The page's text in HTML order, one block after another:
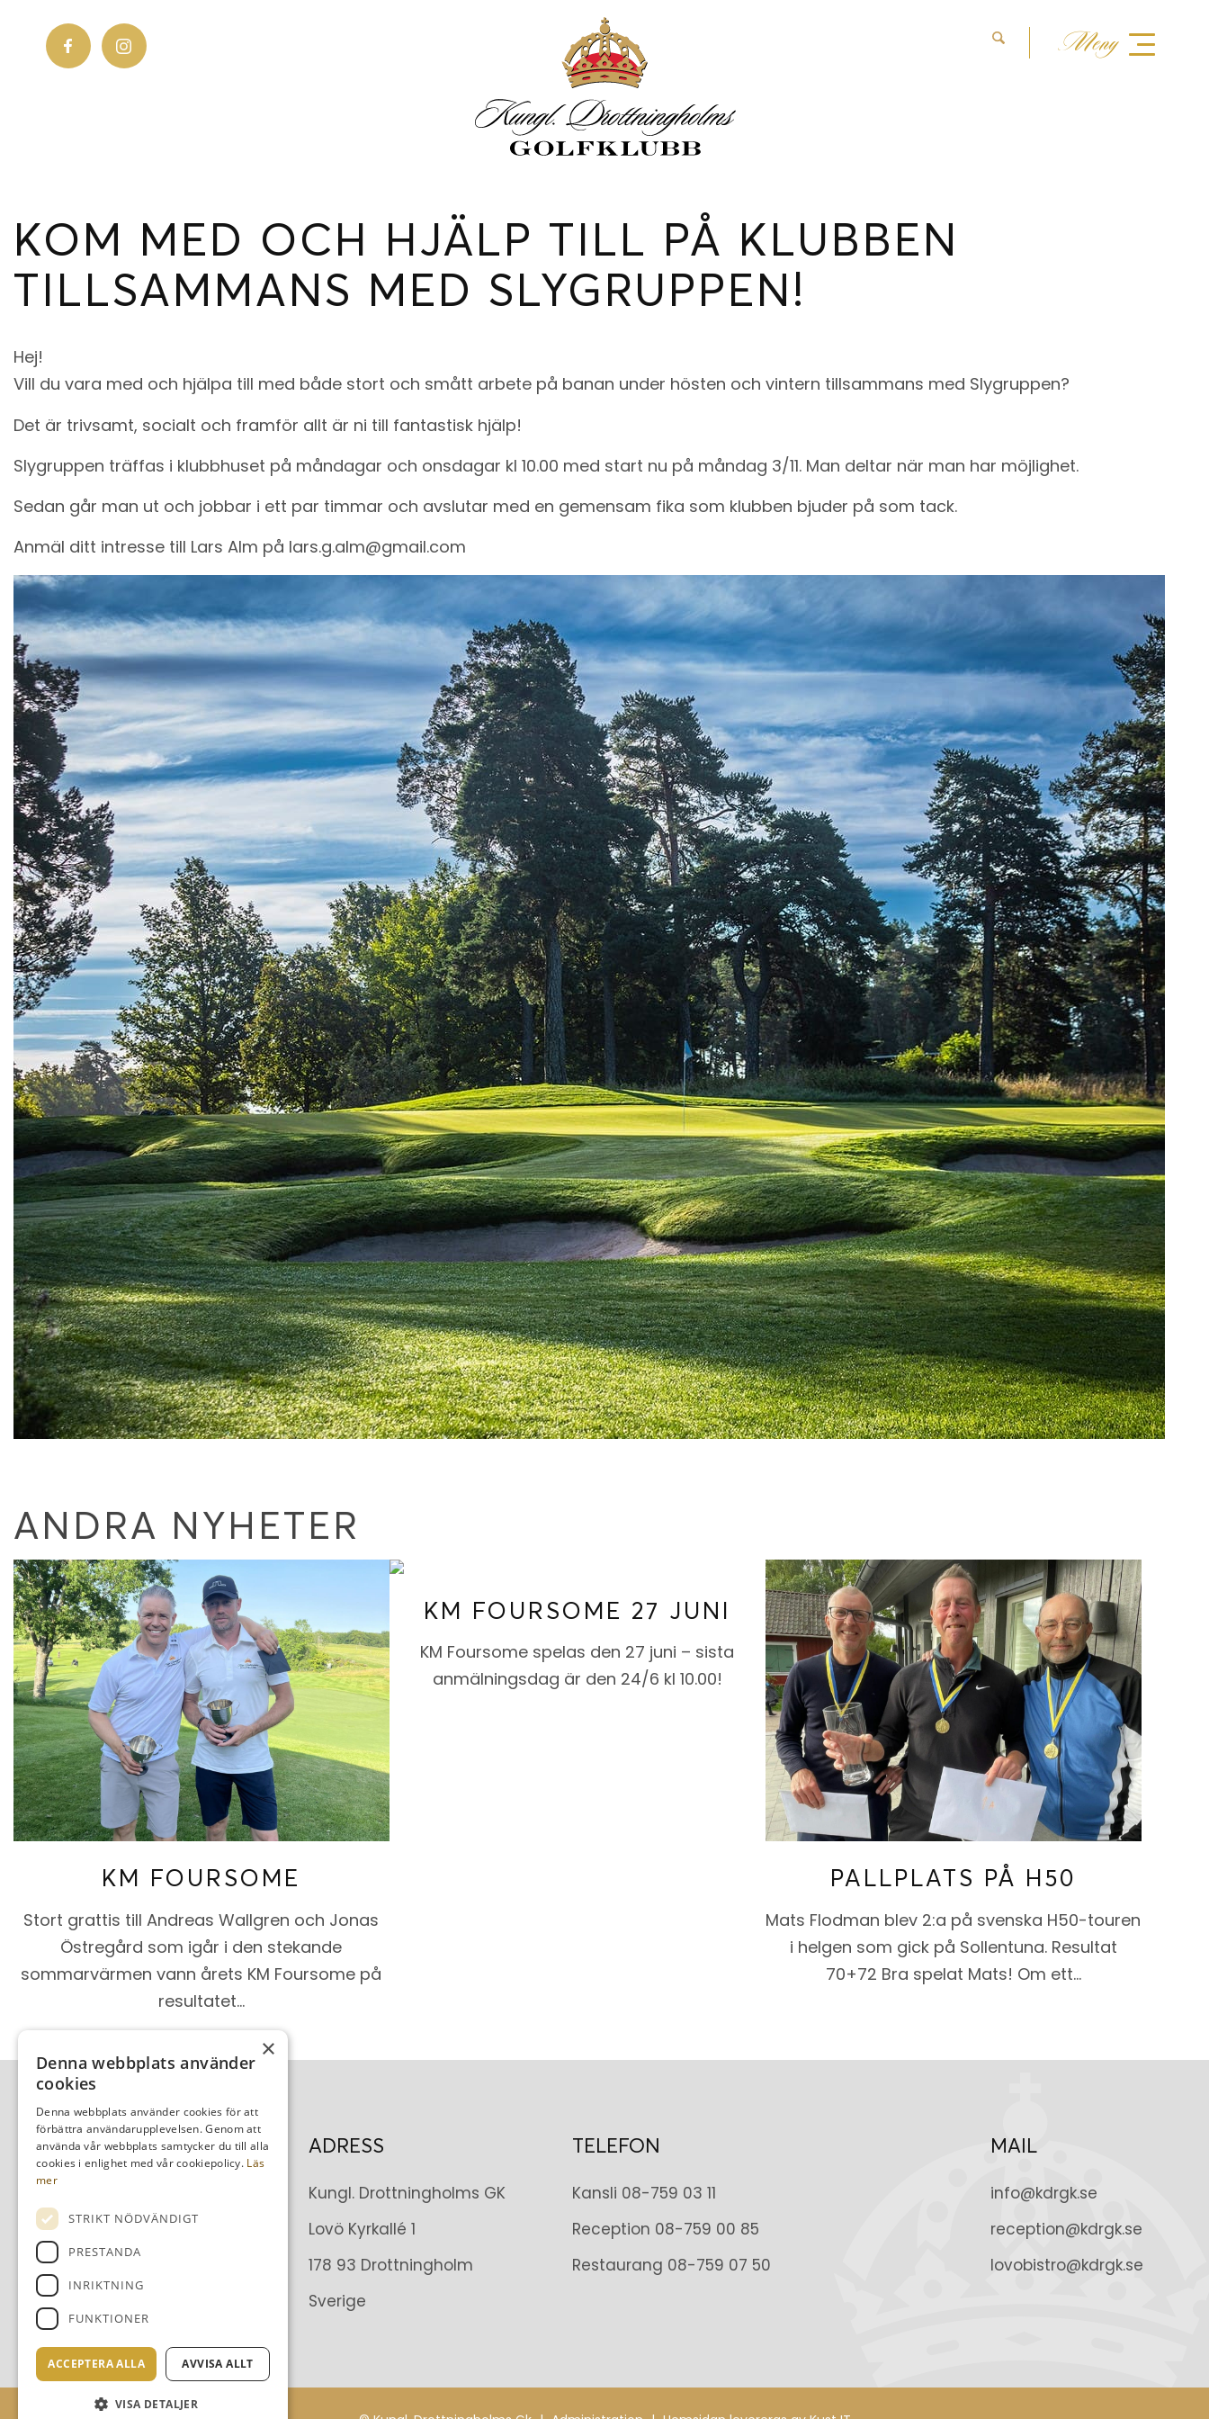
Meny
KOM MED OCH HJÄLP TILL PÅ KLUBBEN
TILLSAMMANS MED SLYGRUPPEN!
Hej!
Vill du vara med och hjälpa till med både stort och smått arbete på banan under hösten och vintern tillsammans med Slygruppen?
Det är trivsamt, socialt och framför allt är ni till fantastisk hjälp!
Slygruppen träffas i klubbhuset på måndagar och onsdagar kl 10.00 med start nu på måndag 3/11. Man deltar när man har möjlighet.
Sedan går man ut och jobbar i ett par timmar och avslutar med en gemensam fika som klubben bjuder på som tack.
Anmäl ditt intresse till Lars Alm på lars.g.alm@gmail.com
ANDRA NYHETER
KM FOURSOME
Stort grattis till Andreas Wallgren och Jonas
Östregård som igår i den stekande
sommarvärmen vann årets KM Foursome på
resultatet…
KM FOURSOME 27 JUNI
KM Foursome spelas den 27 juni – sista
anmälningsdag är den 24/6 kl 10.00!
PALLPLATS PÅ H50
Mats Flodman blev 2:a på svenska H50-touren
i helgen som gick på Sollentuna. Resultat
70+72 Bra spelat Mats! Om ett…
ADRESS
Kungl. Drottningholms GK
Lovö Kyrkallé 1
178 93 Drottningholm
Sverige
TELEFON
Kansli 08-759 03 11
Reception 08-759 00 85
Restaurang 08-759 07 50
MAIL
info@kdrgk.se
reception@kdrgk.se
lovobistro@kdrgk.se
×
Denna webbplats använder
cookies
Denna webbplats använder cookies för att
förbättra användarupplevelsen. Genom att
använda vår webbplats samtycker du till alla
cookies i enlighet med vår cookiepolicy. Läs
mer
STRIKT NÖDVÄNDIGT
PRESTANDA
INRIKTNING
FUNKTIONER
ACCEPTERA ALLA AVVISA ALLT
VISA DETALJER